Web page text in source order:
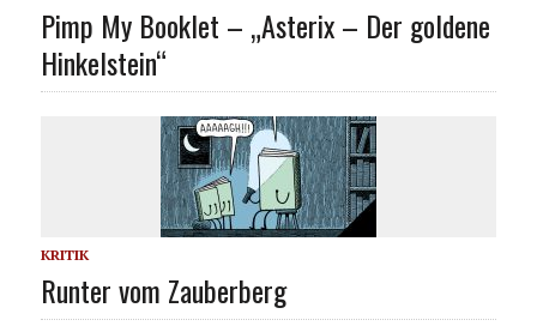
Pimp My Booklet – „Asterix – Der goldene
Hinkelstein“
KRITIK
Runter vom Zauberberg